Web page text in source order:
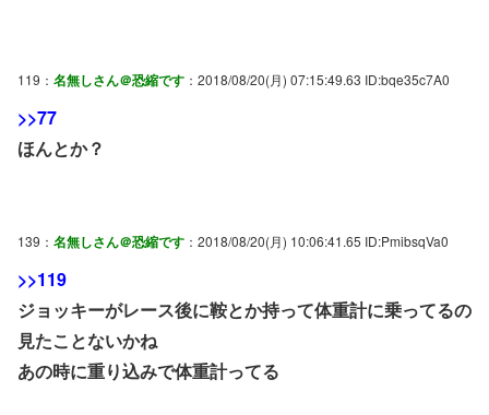
119： 名無しさん＠恐縮です ：2018/08/20(月) 07:15:49.63 ID:bqe35c7A0
>>77
ほんとか？
139： 名無しさん＠恐縮です ：2018/08/20(月) 10:06:41.65 ID:PmibsqVa0
>>119
ジョッキーがレース後に鞍とか持って体重計に乗ってるの
見たことないかね
あの時に重り込みで体重計ってる